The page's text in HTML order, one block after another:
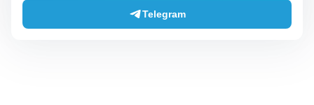
Telegram